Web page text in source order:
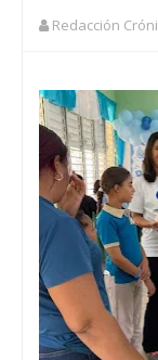
Redacción